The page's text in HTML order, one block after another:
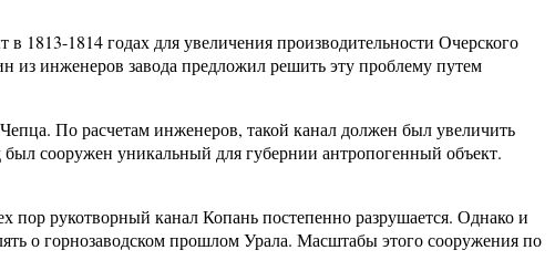
1814 годах для увеличения производительности Очерского
из инженеров завода предложил решить эту проблему путем
По расчетам инженеров, такой канал должен был увеличить
сооружен уникальный для губернии антропогенный объект.
пор рукотворный канал Копань постепенно разрушается. Однако и
о горнозаводском прошлом Урала. Масштабы этого сооружения по